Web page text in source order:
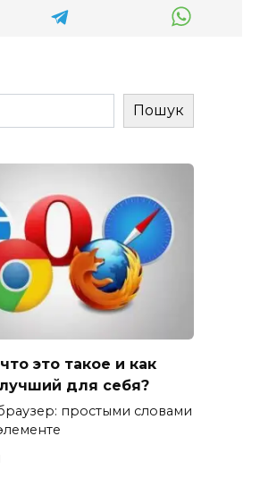
Пошук
это такое и как
для себя?
простыми словами